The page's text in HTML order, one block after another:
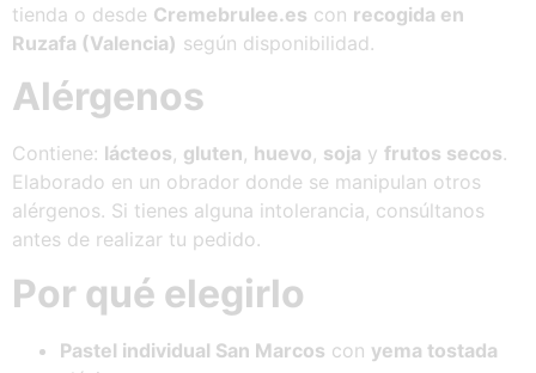
tienda o desde Cremebrulee.es con recogida en
Ruzafa (Valencia) según disponibilidad.
Alérgenos
Contiene: lácteos, gluten, huevo, soja y frutos secos.
Elaborado en un obrador donde se manipulan otros
alérgenos. Si tienes alguna intolerancia, consúltanos
antes de realizar tu pedido.
Por qué elegirlo
Pastel individual San Marcos con yema tostada